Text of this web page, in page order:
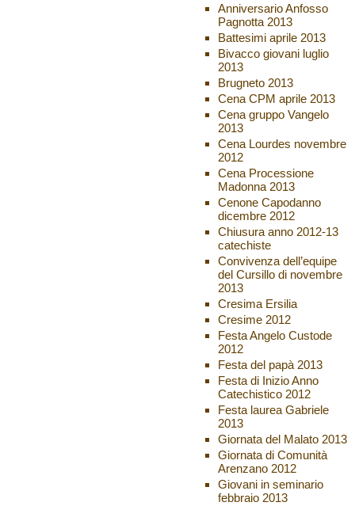
Anniversario Anfosso
Pagnotta 2013
Battesimi aprile 2013
Bivacco giovani luglio
2013
Brugneto 2013
Cena CPM aprile 2013
Cena gruppo Vangelo
2013
Cena Lourdes novembre
2012
Cena Processione
Madonna 2013
Cenone Capodanno
dicembre 2012
Chiusura anno 2012-13
catechiste
Convivenza dell’equipe
del Cursillo di novembre
2013
Cresima Ersilia
Cresime 2012
Festa Angelo Custode
2012
Festa del papà 2013
Festa di Inizio Anno
Catechistico 2012
Festa laurea Gabriele
2013
Giornata del Malato 2013
Giornata di Comunità
Arenzano 2012
Giovani in seminario
febbraio 2013